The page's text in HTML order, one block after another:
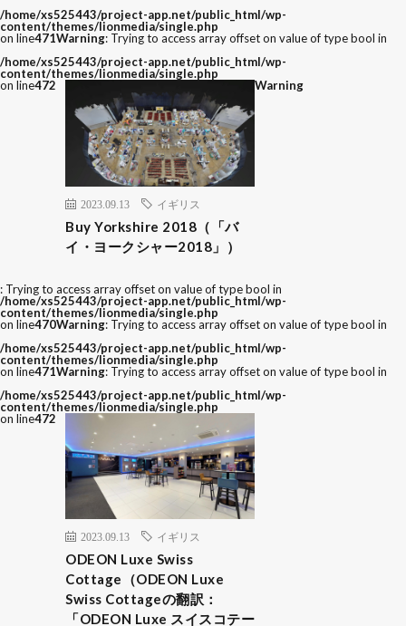
/home/xs525443/project-app.net/public_html/wp-
content/themes/lionmedia/single.php
on line471Warning: Trying to access array offset on value of type bool in
/home/xs525443/project-app.net/public_html/wp-
content/themes/lionmedia/single.php
on line472
2023.09.13 イギリス
Buy Yorkshire 2018（「バ
イ・ヨークシャー2018」）
Warning
: Trying to access array offset on value of type bool in
/home/xs525443/project-app.net/public_html/wp-
content/themes/lionmedia/single.php
on line470Warning: Trying to access array offset on value of type bool in
/home/xs525443/project-app.net/public_html/wp-
content/themes/lionmedia/single.php
on line471Warning: Trying to access array offset on value of type bool in
/home/xs525443/project-app.net/public_html/wp-
content/themes/lionmedia/single.php
on line472
2023.09.13 イギリス
ODEON Luxe Swiss
Cottage（ODEON Luxe
Swiss Cottageの翻訳：
「ODEON Luxe スイスコテー